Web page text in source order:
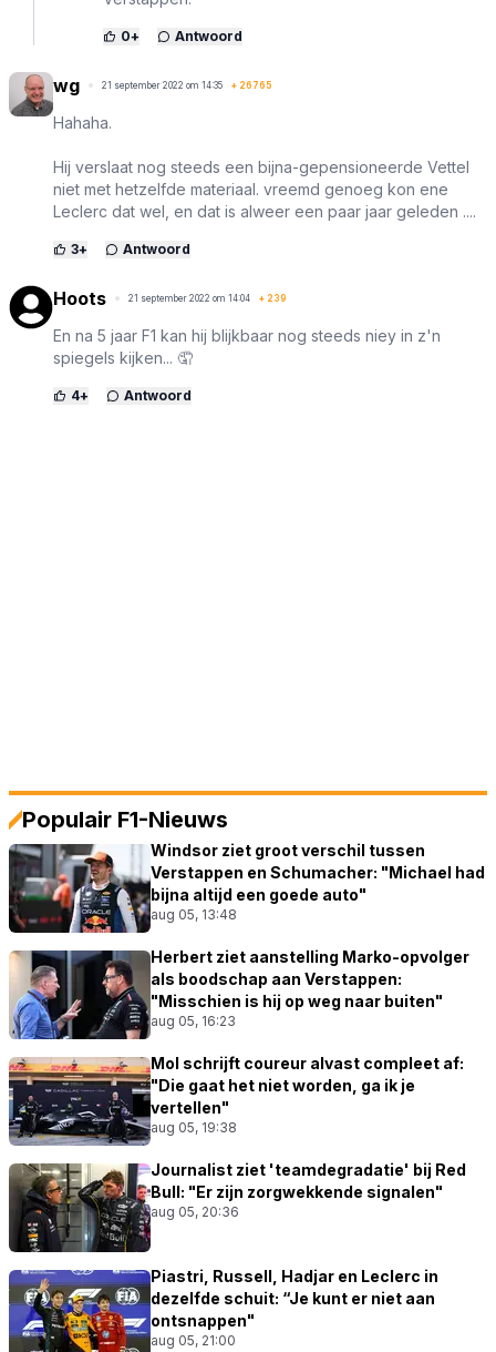
0+ Antwoord
wg 21 september 2022 om 14:35 + 26765
Hahaha.
Hij verslaat nog steeds een bijna-gepensioneerde Vettel
niet met hetzelfde materiaal. vreemd genoeg kon ene
Leclerc dat wel, en dat is alweer een paar jaar geleden ....
3+ Antwoord
Hoots 21 september 2022 om 14:04 + 239
En na 5 jaar F1 kan hij blijkbaar nog steeds niey in z'n
spiegels kijken... 🤦
4+ Antwoord
Populair F1-Nieuws
Windsor ziet groot verschil tussen
Verstappen en Schumacher: "Michael had
bijna altijd een goede auto"
aug 05, 13:48
Herbert ziet aanstelling Marko-opvolger
als boodschap aan Verstappen:
"Misschien is hij op weg naar buiten"
aug 05, 16:23
Mol schrijft coureur alvast compleet af:
"Die gaat het niet worden, ga ik je
vertellen"
aug 05, 19:38
Journalist ziet 'teamdegradatie' bij Red
Bull: "Er zijn zorgwekkende signalen"
aug 05, 20:36
Piastri, Russell, Hadjar en Leclerc in
dezelfde schuit: “Je kunt er niet aan
ontsnappen"
aug 05, 21:00